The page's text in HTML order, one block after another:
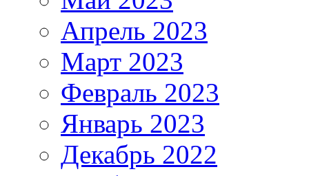
Апрель 2023
Март 2023
Февраль 2023
Январь 2023
Декабрь 2022